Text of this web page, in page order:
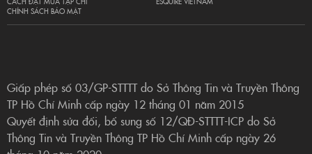
CHÍNH SÁCH BẢO MẬT
Giấp phép số 03/GP-STTTT do Sở Thông Tin và Truyền Thông
TP Hồ Chí Minh cấp ngày 12 tháng 01 năm 2015
Quyết định sửa đổi, bổ sung số 12/QĐ-STTTT-ICP do Sở
Thông Tin và Truyền Thông TP Hồ Chí Minh cấp ngày 26